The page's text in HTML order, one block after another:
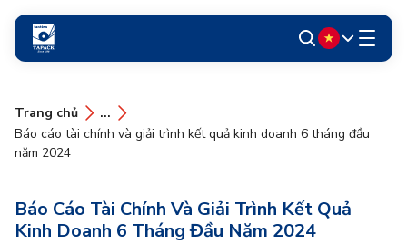
Trang chủ
...
Báo cáo tài chính và giải trình kết quả kinh doanh 6 tháng đầu
năm 2024
Báo Cáo Tài Chính Và Giải Trình Kết Quả
Kinh Doanh 6 Tháng Đầu Năm 2024